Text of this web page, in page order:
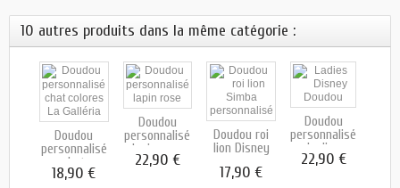
10 autres produits dans la même catégorie :
Doudou
personnalisé
chat
colores...
18,90 €
Doudou
personnalisé
lapin rose
22,90 €
Doudou roi
lion Disney
17,90 €
Doudou
personnalisé
Ladies
Disney
22,90 €